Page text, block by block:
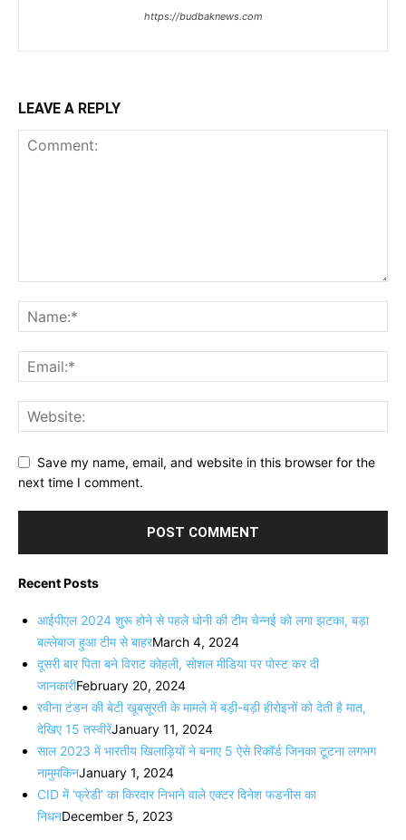
https://budbaknews.com
LEAVE A REPLY
Save my name, email, and website in this browser for the
next time I comment.
Recent Posts
आईपीएल 2024 शुरू होने से पहले धोनी की टीम चेन्नई को लगा झटका, बड़ा
बल्लेबाज हुआ टीम से बाहरMarch 4, 2024
दूसरी बार‌ पिता बने विराट कोहली, सोशल मीडिया पर पोस्ट कर दी‌
जानकारीFebruary 20, 2024
रवीना टंडन की बेटी खूबसूरती के मामले में बड़ी-बड़ी हीरोइनों को देती है मात,
देखिए 15 तस्वीरेंJanuary 11, 2024
साल 2023 में भारतीय खिलाड़ियों ने बनाए 5 ऐसे रिकॉर्ड जिनका टूटना लगभग
नामुमकिनJanuary 1, 2024
CID में ‘फ्रेडी’ का किरदार निभाने वाले एक्टर दिनेश फडनीस का
निधनDecember 5, 2023